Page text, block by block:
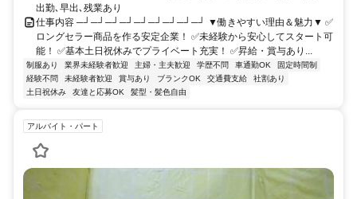
出勤､早出､残業あり
仕事内容 ─┘─┘─┘─┘─┘─┘─┘─┘─┘ ▼働きやすい理由＆魅力▼ ✅
ロングセラー商品を作る安定企業！ ✅未経験から安心してスタート可
能！ ✅基本土日祝休みでプライベート充実！ ✅昇給・賞与あり...
制服あり 業界未経験者歓迎 主婦・主夫歓迎 学歴不問 車通勤OK
固定時間制
経験不問
未経験者歓迎 賞与あり ブランクOK 交通費支給
社割あり
土日祝休み
友達と応募OK 髪型・髪色自由
アルバイト・パート